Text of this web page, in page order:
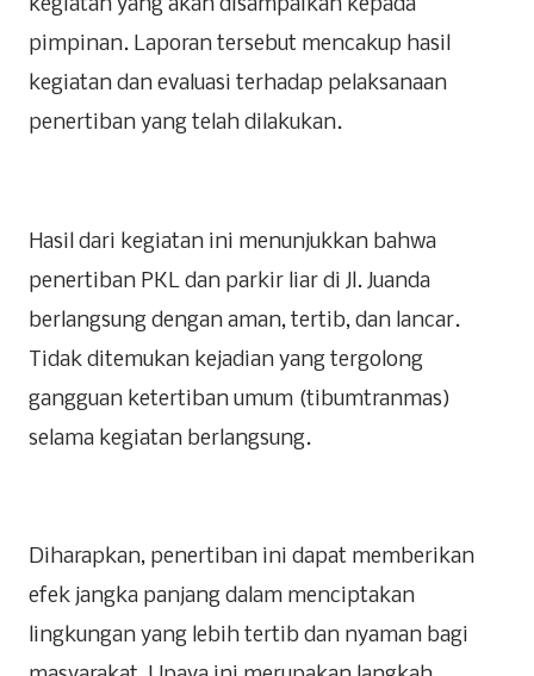
kegiatan yang akan disampaikan kepada
pimpinan. Laporan tersebut mencakup hasil
kegiatan dan evaluasi terhadap pelaksanaan
penertiban yang telah dilakukan.
Hasil dari kegiatan ini menunjukkan bahwa
penertiban PKL dan parkir liar di Jl. Juanda
berlangsung dengan aman, tertib, dan lancar.
Tidak ditemukan kejadian yang tergolong
gangguan ketertiban umum (tibumtranmas)
selama kegiatan berlangsung.
Diharapkan, penertiban ini dapat memberikan
efek jangka panjang dalam menciptakan
lingkungan yang lebih tertib dan nyaman bagi